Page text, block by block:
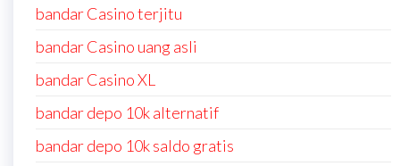
bandar Casino terjitu
bandar Casino uang asli
bandar Casino XL
bandar depo 10k alternatif
bandar depo 10k saldo gratis